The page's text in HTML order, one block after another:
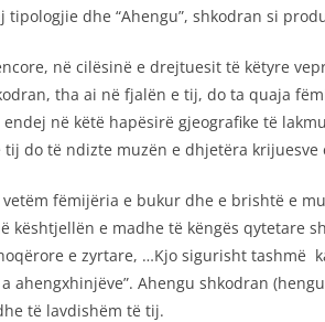
tipologjie dhe “Ahengu”, shkodran si
në cilësinë e drejtuesit të këtyre
tha ai në fjalën e tij, do ta quaja
në këtë hapësirë gjeografike të
do të ndizte muzën e dhjetëra
vetëm fëmijëria e bukur dhe e brishtë e
kështjellën e madhe të këngës qytetare
e zyrtare, …Kjo sigurisht tashmë
ahengxhinjëve”. Ahengu shkodran
të lavdishëm të tij.